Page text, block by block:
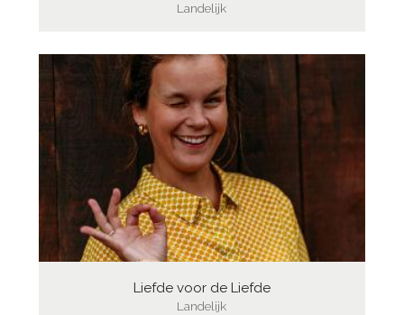
Landelijk
Liefde voor de Liefde
Landelijk